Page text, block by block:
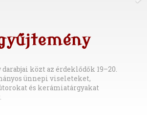
közt az érdeklődők 19–20.
ünnepi viseleteket,
és kerámiatárgyakat